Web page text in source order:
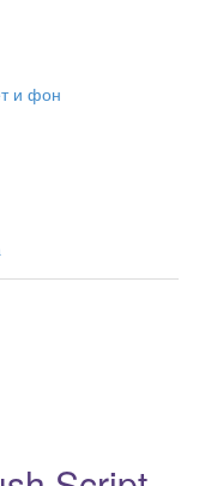
и фон